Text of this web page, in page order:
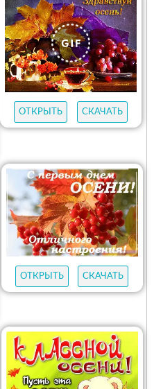
ОТКРЫТЬ СКАЧАТЬ
ОТКРЫТЬ СКАЧАТЬ